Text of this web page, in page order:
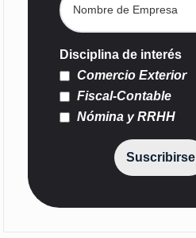
Disciplina de interés
Comercio Exterior
Fiscal-Contable
Nómina y RRHH
Suscribirse